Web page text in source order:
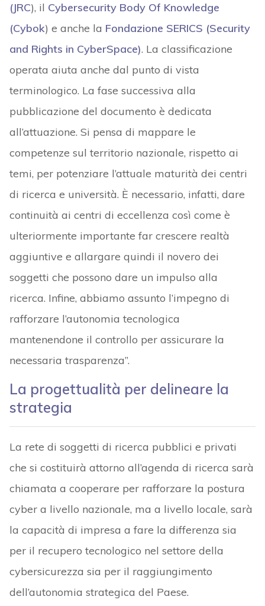
(JRC), il Cybersecurity Body Of Knowledge
(Cybok) e anche la Fondazione SERICS (Security
and Rights in CyberSpace). La classificazione
operata aiuta anche dal punto di vista
terminologico. La fase successiva alla
pubblicazione del documento è dedicata
all’attuazione. Si pensa di mappare le
competenze sul territorio nazionale, rispetto ai
temi, per potenziare l’attuale maturità dei centri
di ricerca e università. È necessario, infatti, dare
continuità ai centri di eccellenza così come è
ulteriormente importante far crescere realtà
aggiuntive e allargare quindi il novero dei
soggetti che possono dare un impulso alla
ricerca. Infine, abbiamo assunto l’impegno di
rafforzare l’autonomia tecnologica
mantenendone il controllo per assicurare la
necessaria trasparenza”.
La progettualità per delineare la
strategia
La rete di soggetti di ricerca pubblici e privati
che si costituirà attorno all’agenda di ricerca sarà
chiamata a cooperare per rafforzare la postura
cyber a livello nazionale, ma a livello locale, sarà
la capacità di impresa a fare la differenza sia
per il recupero tecnologico nel settore della
cybersicurezza sia per il raggiungimento
dell’autonomia strategica del Paese.